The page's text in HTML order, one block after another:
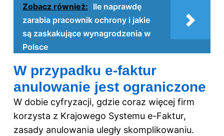
Zobacz również: Ile naprawdę
zarabia pracownik ochrony i jakie
są zaskakujące wynagrodzenia w
Polsce
W przypadku e-faktur
anulowanie jest ograniczone
W dobie cyfryzacji, gdzie coraz więcej firm
korzysta z Krajowego Systemu e-Faktur,
zasady anulowania uległy skomplikowaniu.